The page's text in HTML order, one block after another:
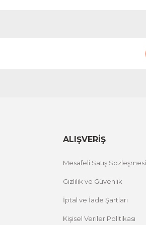
ALIŞVERİŞ
Mesafeli Satış Sözleşmesi
Gizlilik ve Güvenlik
İptal ve İade Şartları
Kişisel Veriler Politikası